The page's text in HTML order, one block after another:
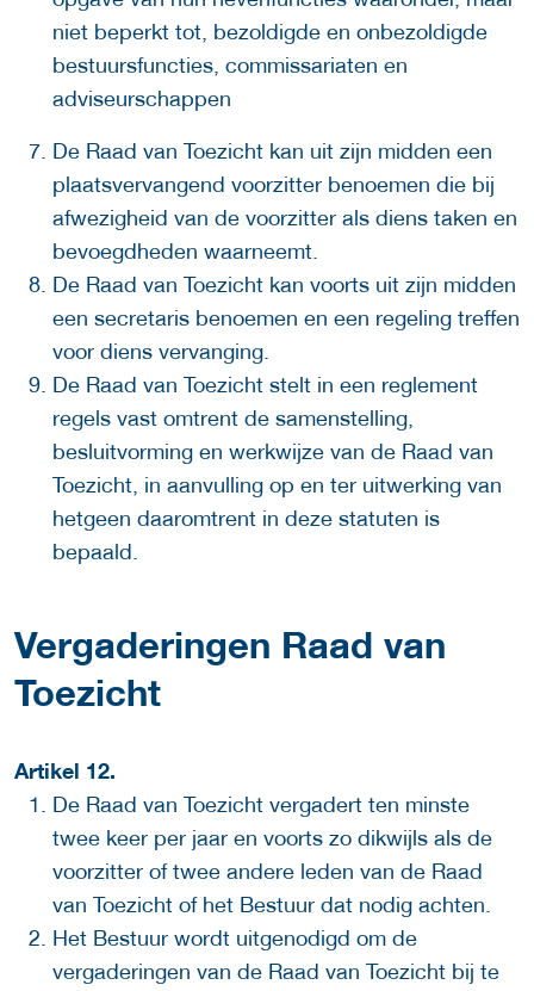
niet beperkt tot, bezoldigde en onbezoldigde
bestuursfuncties, commissariaten en
adviseurschappen
De Raad van Toezicht kan uit zijn midden een
plaatsvervangend voorzitter benoemen die bij
afwezigheid van de voorzitter als diens taken en
bevoegdheden waarneemt.
De Raad van Toezicht kan voorts uit zijn midden
een secretaris benoemen en een regeling treffen
voor diens vervanging.
De Raad van Toezicht stelt in een reglement
regels vast omtrent de samenstelling,
besluitvorming en werkwijze van de Raad van
Toezicht, in aanvulling op en ter uitwerking van
hetgeen daaromtrent in deze statuten is
bepaald.
Vergaderingen Raad van
Toezicht
Artikel 12.
De Raad van Toezicht vergadert ten minste
twee keer per jaar en voorts zo dikwijls als de
voorzitter of twee andere leden van de Raad
van Toezicht of het Bestuur dat nodig achten.
Het Bestuur wordt uitgenodigd om de
vergaderingen van de Raad van Toezicht bij te